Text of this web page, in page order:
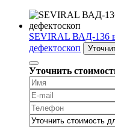
SEVIRAL ВАД-136
дефектоскоп
Уточнить